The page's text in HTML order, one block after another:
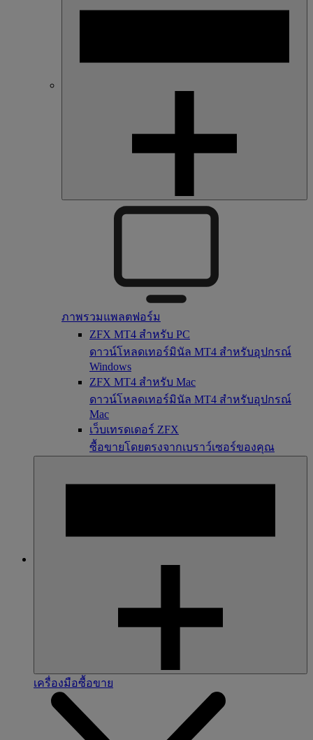
ภาพรวมแพลตฟอร์ม
ZFX MT4 สำหรับ PC
ดาวน์โหลดเทอร์มินัล MT4 สำหรับอุปกรณ์
Windows
ZFX MT4 สำหรับ Mac
ดาวน์โหลดเทอร์มินัล MT4 สำหรับอุปกรณ์
Mac
เว็บเทรดเดอร์ ZFX
ซื้อขายโดยตรงจากเบราว์เซอร์ของคุณ
เครื่องมือซื้อขาย